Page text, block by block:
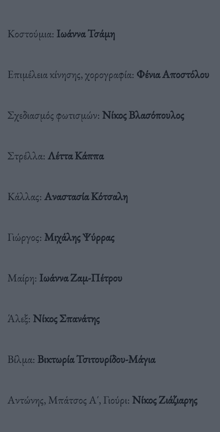
Κοστούμια: ΙωάνναΤσάμη
Επιμέλειακίνησης,χορογραφία: ΦένιαΑποστόλου
Σχεδιασμός φωτισμών: ΝίκοςΒλασόπουλος
Στρέλλα: Λέττα Κάππα
Κάλλας: Αναστασία Κότσαλη
Γιώργος: Μιχάλης Ψύρρας
Μαίρη: Ιωάννα Ζαμ-Πέτρου
Άλεξ: Νίκος Σπανάτης
Βίλμα: Βικτωρία Τσιτουρίδου-Μάγια
Αντώνης, Μπάτσος Α΄, Γιούρι: Νίκος Ζιάζιαρης